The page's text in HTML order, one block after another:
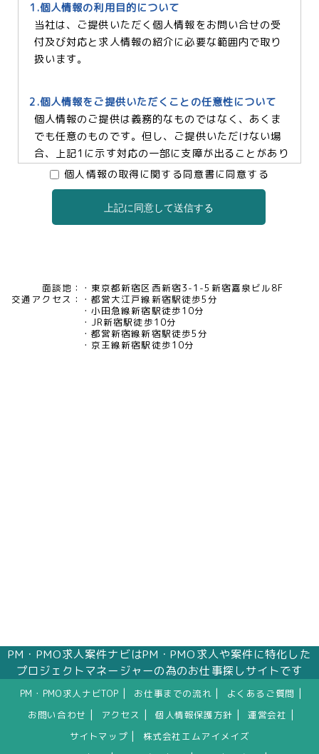
1.個人情報の利用目的について
当社は、ご提供いただく個人情報をお問い合せの受
付及び対応と求人情報の紹介に必要な範囲内で取り
扱います。
2.個人情報をご提供いただくことの任意性について
個人情報のご提供は義務的なものではなく、あくま
でも任意のものです。但し、ご提供いただけない場
合、上記1に示す対応の一部に支障が出ることがあり
ますので、予めご了承ください。
3.個人情報の提供及び委託について
4.個人情報の開示等について
当社は、お客様本人から保有個人データについて利
用目的の通知、開示、内容の訂正・追加・削除、利
個人情報の取得に関する同意書に同意する
上記に同意して送信する
面談地：
東京都新宿区西新宿3-1-5新宿嘉泉ビル8F
交通アクセス：
都営大江戸線新宿駅徒歩5分
小田急線新宿駅徒歩10分
JR新宿駅徒歩10分
都営新宿線新宿駅徒歩5分
京王線新宿駅徒歩10分
PM・PMO求人案件ナビはPM・PMO求人や案件に特化した
プロジェクトマネージャーの為のお仕事探しサイトです
PM・PMO求人ナビTOP お仕事までの流れ よくあるご質問
お問い合わせ アクセス 個人情報保護方針 運営会社
サイトマップ
株式会社エムアイメイズ